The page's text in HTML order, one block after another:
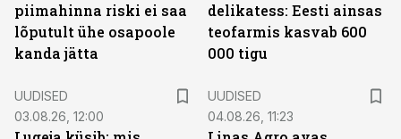
piimahinna riski ei saa
lõputult ühe osapoole
kanda jätta
delikatess: Eesti ainsas
teofarmis kasvab 600
000 tigu
UUDISED
03.08.26, 12:00
UUDISED
04.08.26, 11:23